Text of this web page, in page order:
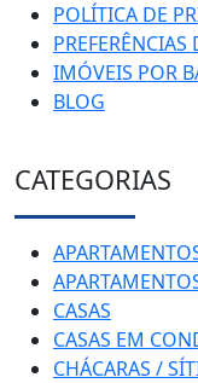
POLÍTICA DE
PREFERÊNCIAS
IMÓVEIS POR
BLOG
CATEGORIAS
CASAS
CASAS EM
CHÁCARAS /